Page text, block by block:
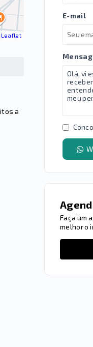
Leaflet
a
E-mail
Faça um
melhor o